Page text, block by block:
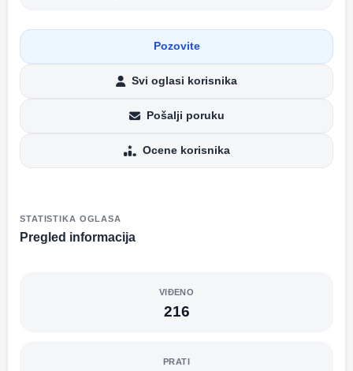
Pozovite
Svi oglasi korisnika
Pošalji poruku
Ocene korisnika
STATISTIKA OGLASA
Pregled informacija
VIĐENO
216
PRATI